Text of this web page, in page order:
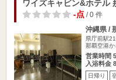
ワイズキャビン&ホテル
-点/ 0 件
沖縄県 /
県庁前駅
那覇空港
営業時間
入浴料金
日帰り